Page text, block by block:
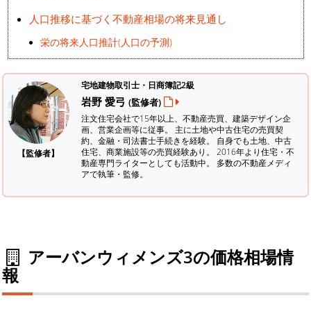
人口推移に基づく不動産相場の将来見通し
栄の将来人口推計(人口の予測)
【監修者】
宅地建物取引士・日商簿記2級
岩野 愛弓 (監修者)
注文住宅会社で15年以上、不動産売買、建築デザイン企
画、営業企画等に従事。 主に土地や中古住宅の売買契
約、金融・司法書士手続きを経験。 自身でも土地、中古
住宅、商業施設等の売買経験あり。 2016年より住宅・不
動産専門ライターとしても活動中。 多数の不動産メディ
アで執筆・監修。
アーバンウィメンズ3の価格相場情
報